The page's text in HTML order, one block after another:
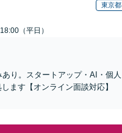
東京都
（平日）
り。スタートアップ・AI・個人
ます【オンライン面談対応】